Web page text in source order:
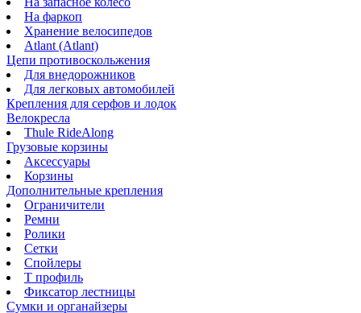
На фаркоп
Хранение велосипедов
Atlant (Atlant)
Цепи противоскольжения
Для внедорожников
Для легковых автомобилей
Крепления для серфов и лодок
Велокресла
Thule RideAlong
Грузовые корзины
Аксессуары
Корзины
Дополнительные крепления
Ограничители
Ремни
Ролики
Сетки
Спойлеры
Т профиль
Фиксатор лестницы
Сумки и органайзеры